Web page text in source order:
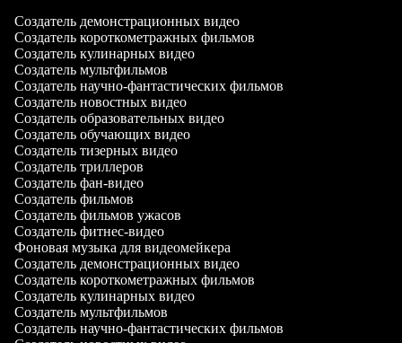
Создатель демонстрационных видео
Создатель короткометражных фильмов
Создатель кулинарных видео
Создатель мультфильмов
Создатель научно-фантастических фильмов
Создатель новостных видео
Создатель образовательных видео
Создатель обучающих видео
Создатель тизерных видео
Создатель триллеров
Создатель фан-видео
Создатель фильмов
Создатель фильмов ужасов
Создатель фитнес-видео
Фоновая музыка для видеомейкера
Создатель демонстрационных видео
Создатель короткометражных фильмов
Создатель кулинарных видео
Создатель мультфильмов
Создатель научно-фантастических фильмов